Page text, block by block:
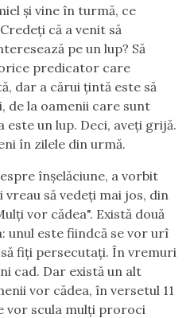
şi vine în turmă, ce
că a venit să
pe un lup? Să
orice predicator care
dar a cărui ţintă este să
de la oamenii care sunt
un lup. Deci, aveţi grijă.
în zilele din urmă.
înşelăciune, a vorbit
să vedeţi mai jos, din
vor cădea". Există două
unul este fiindcă se vor urî
fiţi persecutaţi. În vremuri
cad. Dar există un alt
vor cădea, în versetul 11
vor scula mulţi proroci